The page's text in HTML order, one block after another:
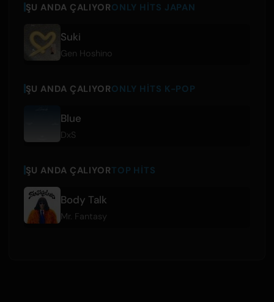
ŞU ANDA ÇALIYORONLY HITS JAPAN
Suki
Gen Hoshino
ŞU ANDA ÇALIYORONLY HITS K-POP
Blue
DxS
ŞU ANDA ÇALIYORTOP HITS
Body Talk
Mr. Fantasy